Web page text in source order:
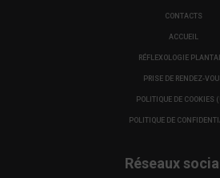
CONTACTS
ACCUEIL
RÉFLEXOLOGIE
PRISE DE RENDEZ-
POLITIQUE DE COOKIES
POLITIQUE DE
Réseaux